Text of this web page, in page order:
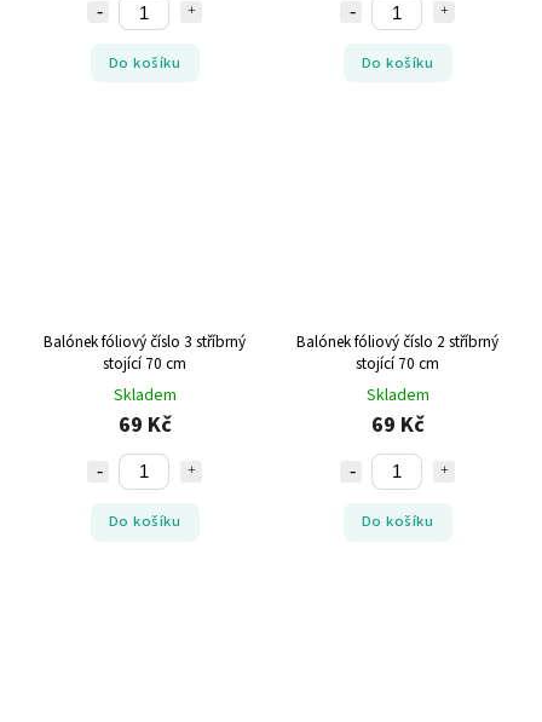
Do košíku Do košíku
Balónek fóliový číslo 3 stříbrný
stojící 70 cm
Skladem
69 Kč
Do košíku
Balónek fóliový číslo 2 stříbrný
stojící 70 cm
Skladem
69 Kč
Do košíku